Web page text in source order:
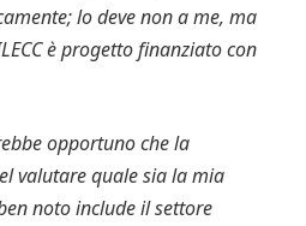
lo deve non a me, ma
è progetto finanziato con
opportuno che la
valutare quale sia la mia
noto include il settore